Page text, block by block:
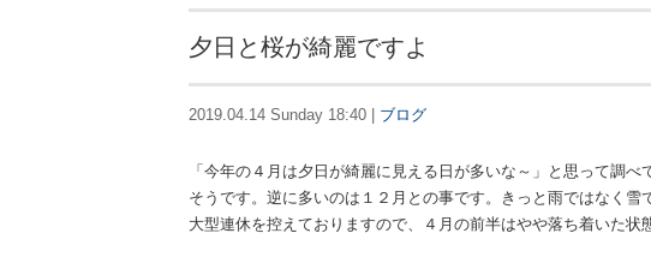
夕日と桜が綺麗ですよ
2019.04.14 Sunday 18:40 | ブログ
「今年の４月は夕日が綺麗に見える日が多いな～」と思って調
そうです。逆に多いのは１２月との事です。きっと雨ではなく
大型連休を控えておりますので、４月の前半はやや落ち着いた状